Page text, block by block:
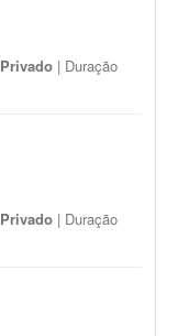
Privado | Duração
Privado | Duração